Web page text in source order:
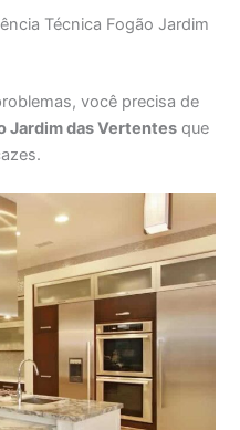
Técnica Fogão Jardim
você precisa de
Jardim das Vertentes que